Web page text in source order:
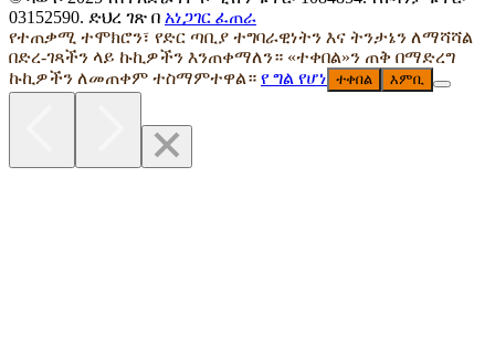
03152590. ድህረ ገጽ በ አነጋገር ፈጠራ
የተጠቃሚ ተሞክሮን፣ የድር ጣቢያ ተግባራዊነትን እና ትንታኔን ለማሻሻል
በድረ-ገጻችን ላይ ኩኪዎችን እንጠቀማለን። «ተቀበል»ን ጠቅ በማድረግ
ኩኪዎችን ለመጠቀም ተስማምተዋል። የ ግል የሆነ ተቀበል እምቢ